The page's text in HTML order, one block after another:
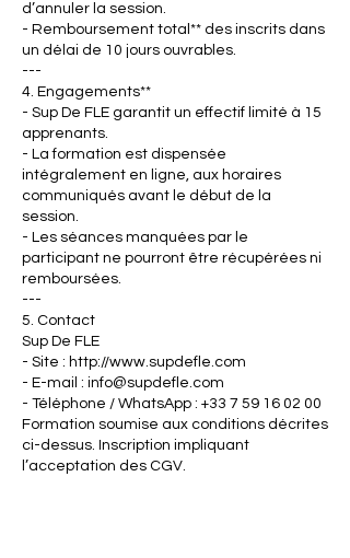
d’annuler la session.
- Remboursement total** des inscrits dans
un délai de 10 jours ouvrables.
---
4. Engagements**
- Sup De FLE garantit un effectif limité à 15
apprenants.
- La formation est dispensée
intégralement en ligne, aux horaires
communiqués avant le début de la
session.
- Les séances manquées par le
participant ne pourront être récupérées ni
remboursées.
---
5. Contact
Sup De FLE
- Site : http://www.supdefle.com
- E-mail : info@supdefle.com
- Téléphone / WhatsApp : +33 7 59 16 02 00
Formation soumise aux conditions décrites
ci-dessus. Inscription impliquant
l’acceptation des CGV.